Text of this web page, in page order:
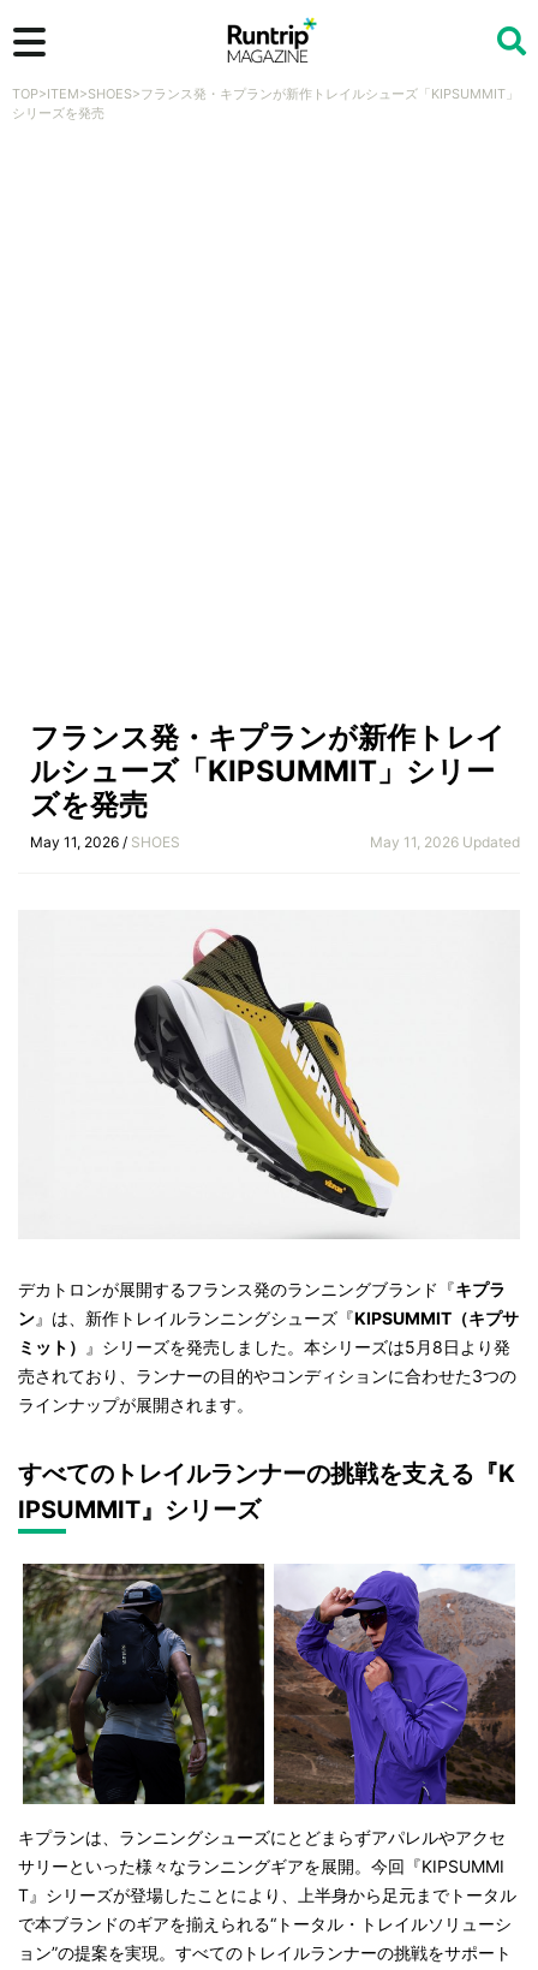
検索
TOP>ITEM>SHOES>フランス発・キプランが新作トレイルシューズ「KIPSUMMIT」
シリーズを発売
フランス発・キプランが新作トレイ
ルシューズ「KIPSUMMIT」シリー
ズを発売
May 11, 2026 / SHOES May 11, 2026 Updated
デカトロンが展開するフランス発のランニングブランド『キプラ
ン』は、新作トレイルランニングシューズ『KIPSUMMIT（キプサ
ミット）
』シリーズを発売しました。本シリーズは5月8日より発
売されており、ランナーの目的やコンディションに合わせた3つの
ラインナップが展開されます。
すべてのトレイルランナーの挑戦を支える『K
IPSUMMIT』シリーズ
キプランは、ランニングシューズにとどまらずアパレルやアクセ
サリーといった様々なランニングギアを展開。今回『KIPSUMMI
T』シリーズが登場したことにより、上半身から足元までトータル
で本ブランドのギアを揃えられる“トータル・トレイルソリューシ
ョン”の提案を実現。すべてのトレイルランナーの挑戦をサポート